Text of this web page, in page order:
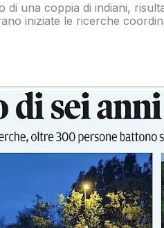
di una coppia di indiani,
iniziate le ricerche